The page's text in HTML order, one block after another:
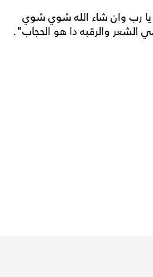
يا رب وان شاء الله شوي شوي
والرقبه دا هو الحجاب".